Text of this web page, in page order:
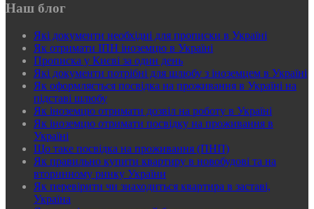
Наш блог
Які документи необхідні для прописки в Україні
Як отримати ІПН іноземцю в Україні
Прописка у Києві за один день
Які документи потрібні для шлюбу з іноземцем в Україні
Як оформляється посвідка на проживання в Україні на
підставі шлюбу
Як іноземцю отримати дозвіл на роботу в Україні
Як іноземцю отримати посвідку на проживання в
Україні
Що таке посвідка на проживання (ПНП)
Як правильно купити квартиру в новобудові та на
вторинному ринку України
Як перевірити чи знаходиться квартира в заставі,
Україна